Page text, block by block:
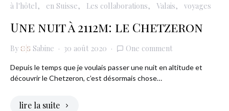
à l'hôtel en Suisse Les collaborations Valais voyages
Une nuit à 2112m: le Chetzeron
By Sabine 30 août 2020 One comment
Depuis le temps que je voulais passer une nuit en altitude et
découvrir le Chetzeron, c’est désormais chose…
lire la suite